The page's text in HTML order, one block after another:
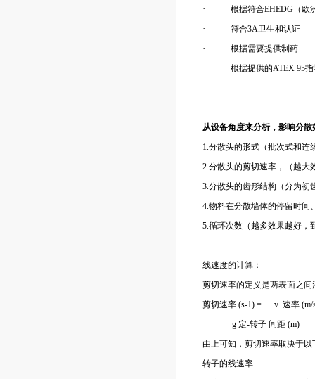
·
根据符合EHEDG（欧
·
符合3A卫生和认证
·
根据需要提供制药
·
根据提供的ATEX 95
从设备角度来分析，影响分
1.分散头的形式（批次式和连
2.分散头的剪切速率，（越大
3.分散头的齿形结构（分为初
4.物料在分散墙体的停留时间
5.循环次数（越多效果越好，
线速度的计算：
剪切速率的定义是两表面之
剪切速率 (s-1) = v 速率
g 定-转子 间距 (m)
由上可知，剪切速率取决于以
转子的线速率